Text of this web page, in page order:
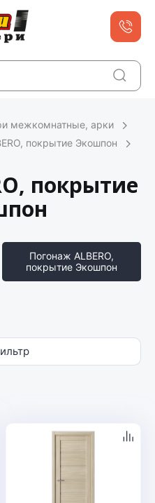
межкомнатные, арки
покрытие Экошпон
покрытие
Погонаж ALBERO,
покрытие Экошпон